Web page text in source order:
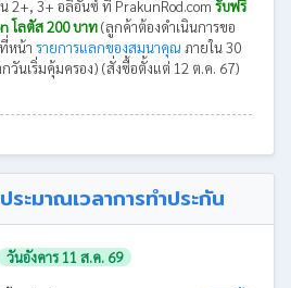
2+, 3+ อลิอันซ์ ที่ PrakunRod.com รับฟรี
โลตัส 200 บาท(ลูกค้าต้องดำเนินการขอ
หน้า รายการแลกของสมนาคุณ ภายใน 30
วันเริ่มคุ้มครอง) (สั่งซื้อตั้งแต่ 12 ต.ค. 67)
ะมาณเวลาการทำประกัน
วันอังคาร 11 ส.ค. 69